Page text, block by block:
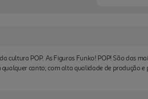
cultura POP. As Figuras Funko! POP! São das
canto; com alta qualidade de produção